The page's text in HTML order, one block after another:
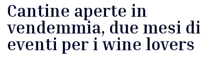
Cantine aperte in
vendemmia, due mesi di
eventi per i wine lovers